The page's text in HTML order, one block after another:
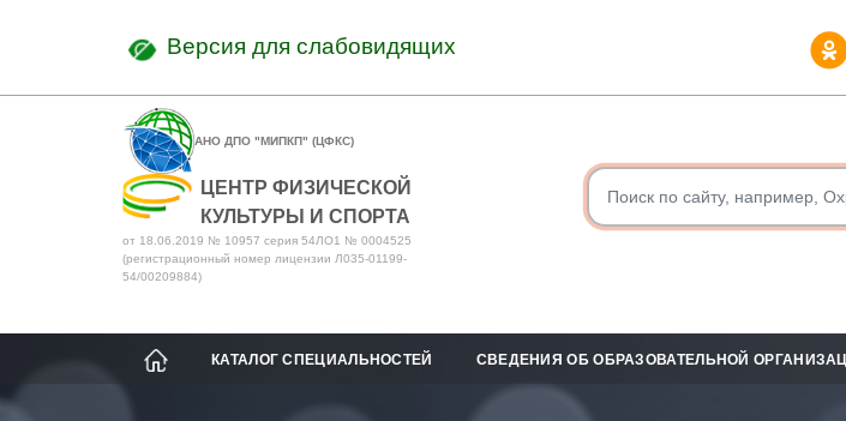
Версия для слабовидящих
АНО ДПО "МИПКП" (ЦФКС)
ЦЕНТР ФИЗИЧЕСКОЙ
КУЛЬТУРЫ И СПОРТА
от 18.06.2019 № 10957 серия 54ЛО1 № 0004525
(регистрационный номер лицензии Л035-01199-
54/00209884)
КАТАЛОГ СПЕЦИАЛЬНОСТЕЙ СВЕДЕНИЯ ОБ ОБРАЗОВАТЕЛЬНОЙ